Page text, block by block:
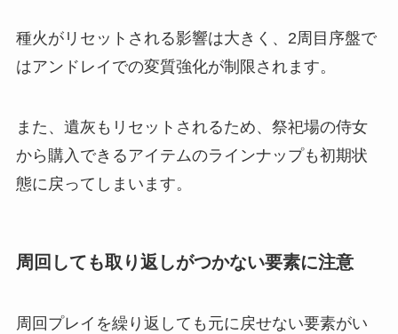
種火がリセットされる影響は大きく、2周目序盤で
はアンドレイでの変質強化が制限されます。
また、遺灰もリセットされるため、祭祀場の侍女
から購入できるアイテムのラインナップも初期状
態に戻ってしまいます。
周回しても取り返しがつかない要素に注意
周回プレイを繰り返しても元に戻せない要素がい